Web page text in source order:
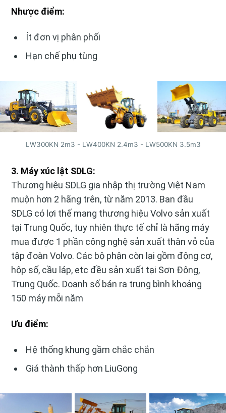
Nhược điểm:
Ít đơn vị phân phối
Hạn chế phụ tùng
LW300KN 2m3 - LW400KN 2.4m3 - LW500KN 3.5m3
3. Máy xúc lật SDLG:
Thương hiệu SDLG gia nhập thị trường Việt Nam
muộn hơn 2 hãng trên, từ năm 2013. Ban đầu
SDLG có lợi thế mang thương hiệu Volvo sản xuất
tại Trung Quốc, tuy nhiên thực tế chỉ là hãng máy
mua được 1 phần công nghệ sản xuất thân vỏ của
tập đoàn Volvo. Các bộ phận còn lại gồm động cơ,
hộp số, cầu láp, etc đều sản xuất tại Sơn Đông,
Trung Quốc. Doanh số bán ra trung bình khoảng
150 máy mỗi năm
Ưu điểm:
Hệ thống khung gầm chắc chắn
Giá thành thấp hơn LiuGong